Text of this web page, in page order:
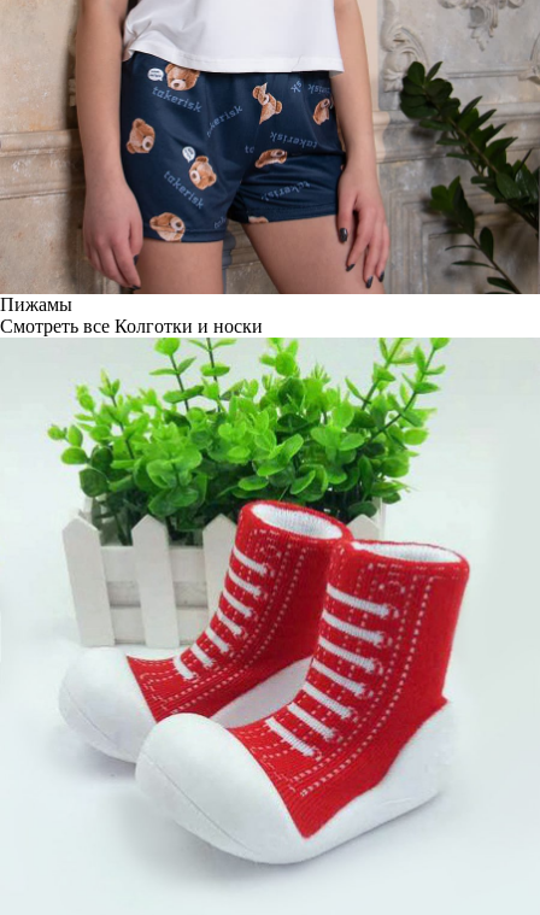
Пижамы
Смотреть все Колготки и носки